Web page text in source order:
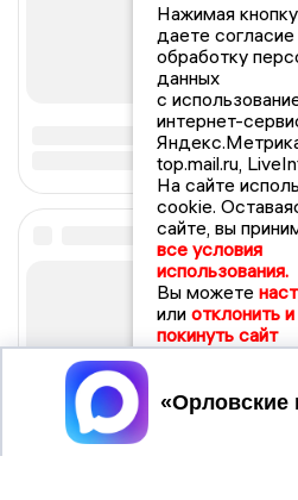
Нажимая
даете согласие
обработку
данных
с
интернет-
top.mail.ru,
На сайте
cookie.
сайте, вы
все условия
использования.
Вы можете
или отклонить и
покинуть сайт
Принять